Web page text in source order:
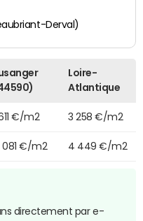
Derval)
Loire-
Atlantique
€/m2 3 258 €/m2
081 €/m2 4 449 €/m2
directement par e-